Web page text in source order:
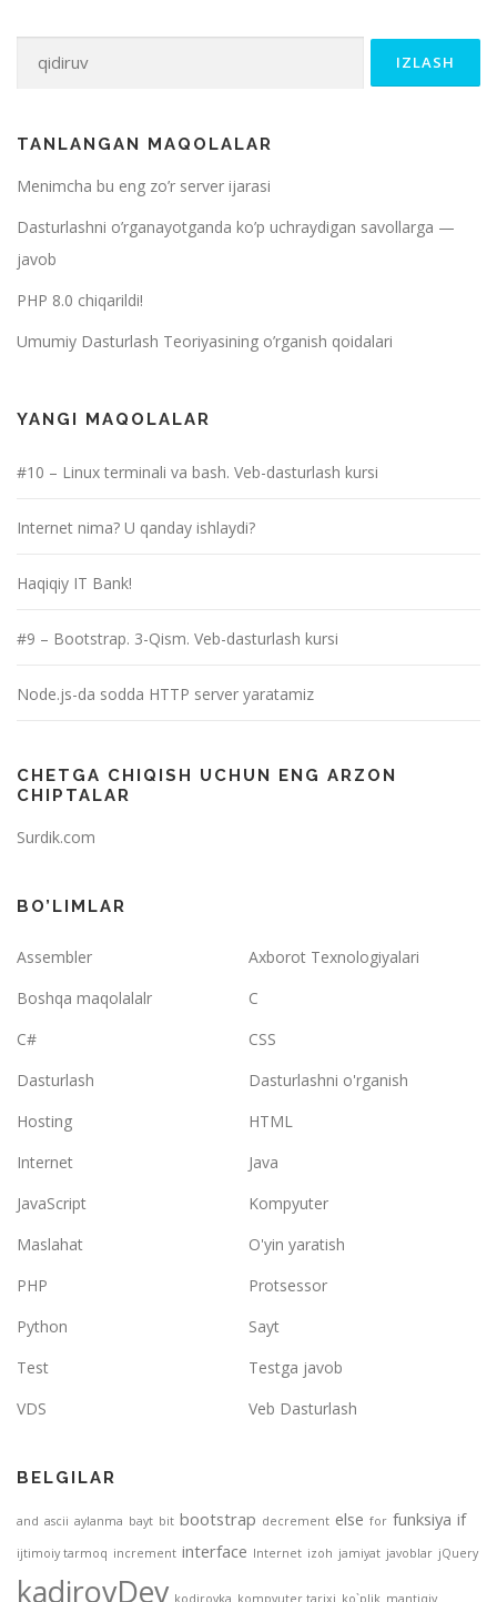
Qidirshish:
TANLANGAN MAQOLALAR
Menimcha bu eng zo’r server ijarasi
Dasturlashni o’rganayotganda ko’p uchraydigan savollarga —
javob
PHP 8.0 chiqarildi!
Umumiy Dasturlash Teoriyasining o’rganish qoidalari
YANGI MAQOLALAR
#10 – Linux terminali va bash. Veb-dasturlash kursi
Internet nima? U qanday ishlaydi?
Haqiqiy IT Bank!
#9 – Bootstrap. 3-Qism. Veb-dasturlash kursi
Node.js-da sodda HTTP server yaratamiz
CHETGA CHIQISH UCHUN ENG ARZON
CHIPTALAR
Surdik.com
BO’LIMLAR
Assembler
Axborot Texnologiyalari
Boshqa maqolalalr
C
C#
CSS
Dasturlash
Dasturlashni o'rganish
Hosting
HTML
Internet
Java
JavaScript
Kompyuter
Maslahat
O'yin yaratish
PHP
Protsessor
Python
Sayt
Test
Testga javob
VDS
Veb Dasturlash
BELGILAR
and ascii aylanma bayt bit bootstrap decrement else for funksiya if
ijtimoiy tarmoq increment interface Internet izoh jamiyat javoblar jQuery
kadirovDev kodirovka kompyuter tarixi ko`plik mantiqiy